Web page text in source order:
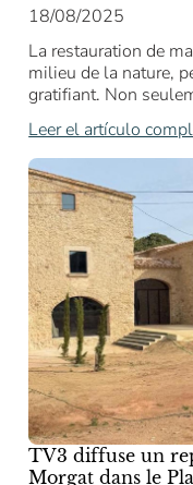
18/08/2025
La restauration de
milieu de la nature,
gratifiant. Non
Leer el artículo
TV3 diffuse un
Morgat dans le